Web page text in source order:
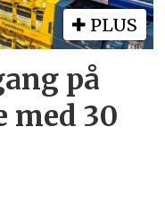
PLUS
på
med 30